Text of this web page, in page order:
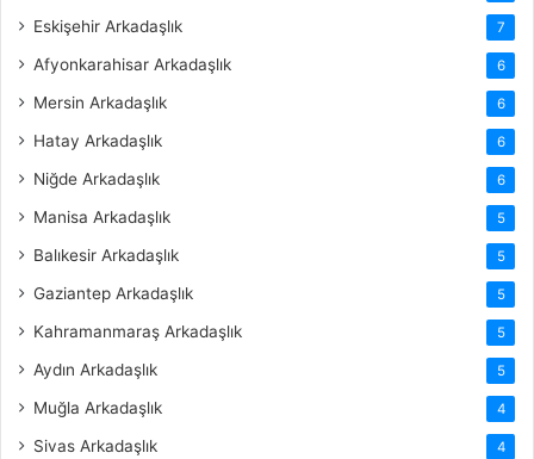
Eskişehir Arkadaşlık 7
Afyonkarahisar Arkadaşlık 6
Mersin Arkadaşlık 6
Hatay Arkadaşlık 6
Niğde Arkadaşlık 6
Manisa Arkadaşlık 5
Balıkesir Arkadaşlık 5
Gaziantep Arkadaşlık 5
Kahramanmaraş Arkadaşlık 5
Aydın Arkadaşlık 5
Muğla Arkadaşlık 4
Sivas Arkadaşlık 4